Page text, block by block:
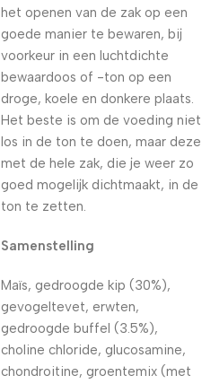
het openen van de zak op een
goede manier te bewaren, bij
voorkeur in een luchtdichte
bewaardoos of -ton op een
droge, koele en donkere plaats.
Het beste is om de voeding niet
los in de ton te doen, maar deze
met de hele zak, die je weer zo
goed mogelijk dichtmaakt, in de
ton te zetten.
Samenstelling
Maïs, gedroogde kip (30%),
gevogeltevet, erwten,
gedroogde buffel (3.5%),
choline chloride, glucosamine,
chondroitine, groentemix (met